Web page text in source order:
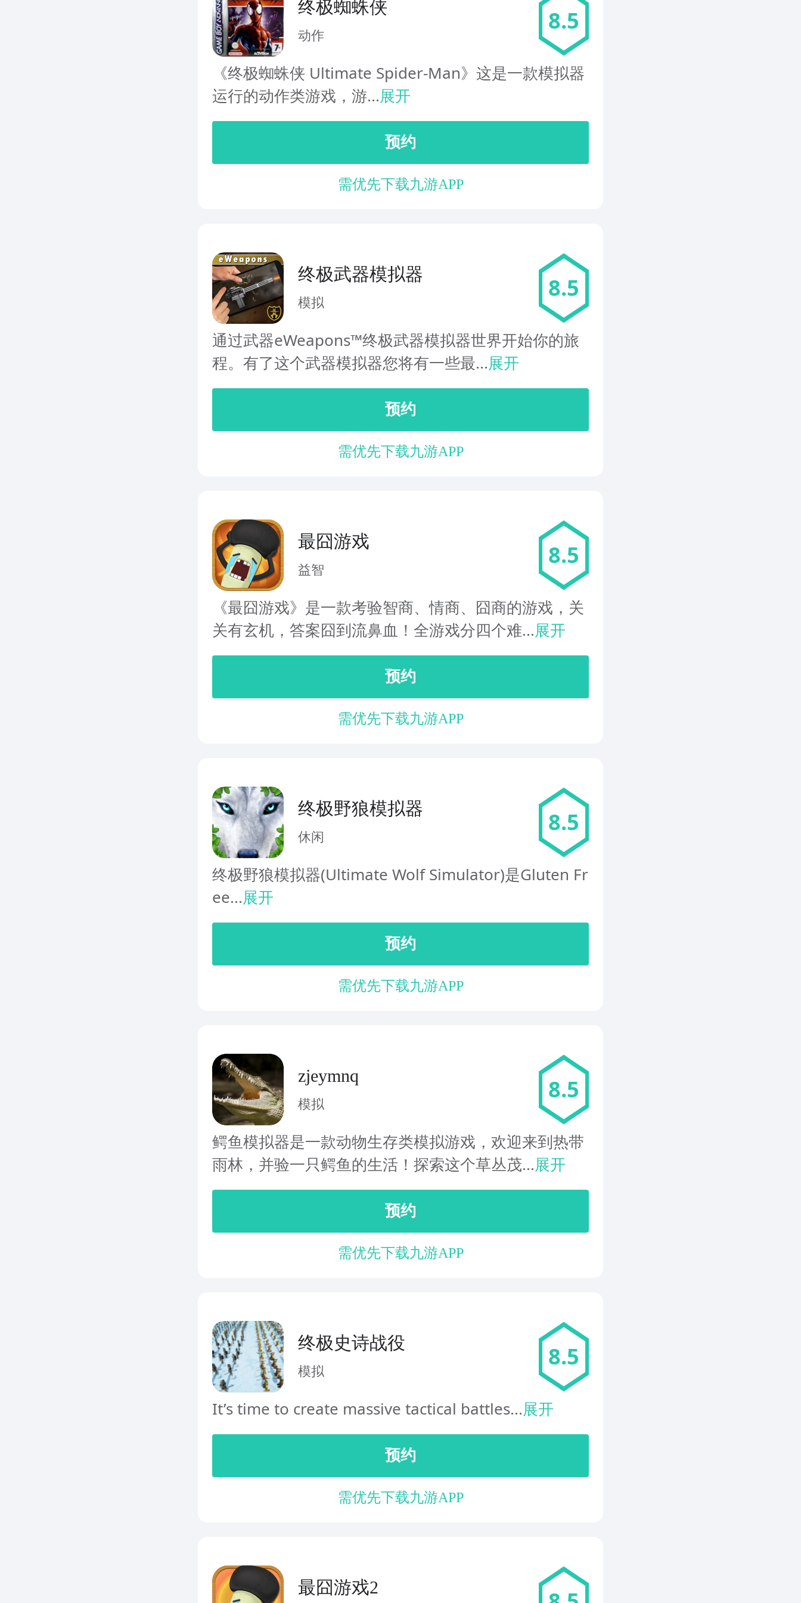
终极蜘蛛侠
动作
8.5
《终极蜘蛛侠 Ultimate Spider-Man》这是一款模拟器
运行的动作类游戏，游...展开
预约
需优先下载九游APP
终极武器模拟器
模拟
8.5
通过武器eWeapons™终极武器模拟器世界开始你的旅
程。有了这个武器模拟器您将有一些最...展开
预约
需优先下载九游APP
最囧游戏
益智
8.5
《最囧游戏》是一款考验智商、情商、囧商的游戏，关
关有玄机，答案囧到流鼻血！全游戏分四个难...展开
预约
需优先下载九游APP
终极野狼模拟器
休闲
8.5
终极野狼模拟器(Ultimate Wolf Simulator)是Gluten Fr
ee...展开
预约
需优先下载九游APP
zjeymnq
模拟
8.5
鳄鱼模拟器是一款动物生存类模拟游戏，欢迎来到热带
雨林，并验一只鳄鱼的生活！探索这个草丛茂...展开
预约
需优先下载九游APP
终极史诗战役
模拟
8.5
It’s time to create massive tactical battles...展开
预约
需优先下载九游APP
最囧游戏2